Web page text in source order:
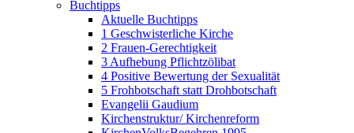
Buchtipps
Aktuelle Buchtipps
1 Geschwisterliche Kirche
2 Frauen-Gerechtigkeit
3 Aufhebung Pflichtzölibat
4 Positive Bewertung der Sexualität
5 Frohbotschaft statt Drohbotschaft
Evangelii Gaudium
Kirchenstruktur/ Kirchenreform